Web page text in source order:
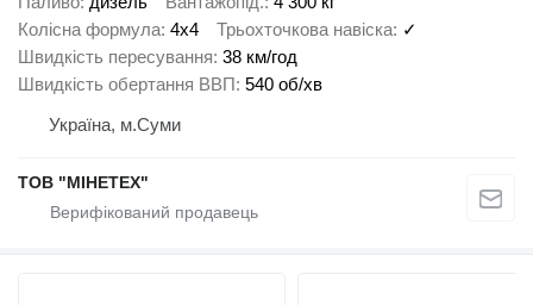
Колісна формула 4x4 Трьохточкова навіска ✓
Швидкість пересування 38 км/год
Швидкість обертання ВВП 540 об/хв
Україна, м.Суми
ТОВ "МІНЕТЕХ"